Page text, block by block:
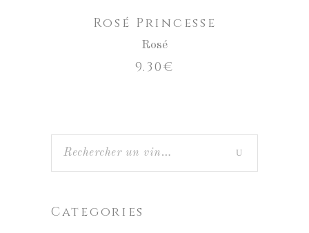
Rosé Princesse
Rosé
9.30€
Categories